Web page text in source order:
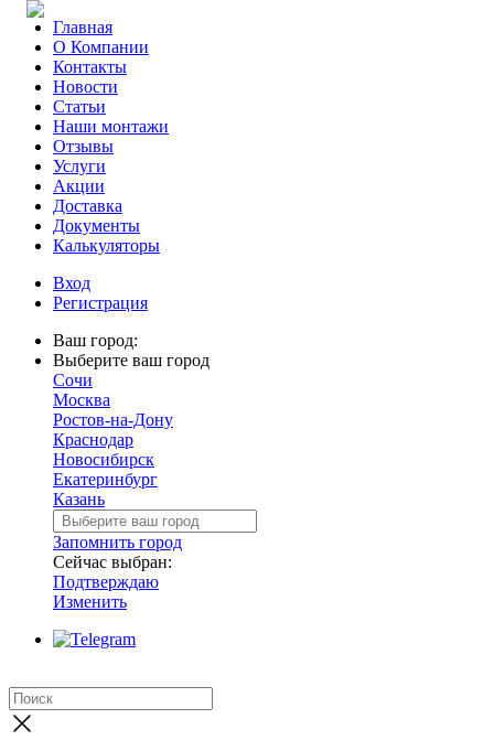
Главная
О Компании
Контакты
Новости
Статьи
Наши монтажи
Отзывы
Услуги
Акции
Доставка
Документы
Калькуляторы
Вход
Регистрация
Ваш город:
Выберите ваш город
Сочи
Москва
Ростов-на-Дону
Краснодар
Новосибирск
Екатеринбург
Казань
Запомнить город
Сейчас выбран:
Подтверждаю
Изменить